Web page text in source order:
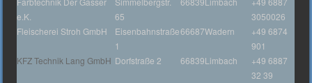
e.K.
65
3050026
Fleischerei Stroh GmbH
Eisenbahnstraße
1
66687Wadern
+49 6874
901
KFZ Technik Lang GmbH Dorfstraße 2 66839Limbach
+49 6887
32 39